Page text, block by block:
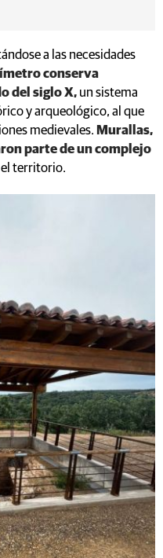
a las necesidades
conserva
del siglo X, un sistema
y arqueológico, al que
medievales. Murallas,
parte de un complejo
territorio.